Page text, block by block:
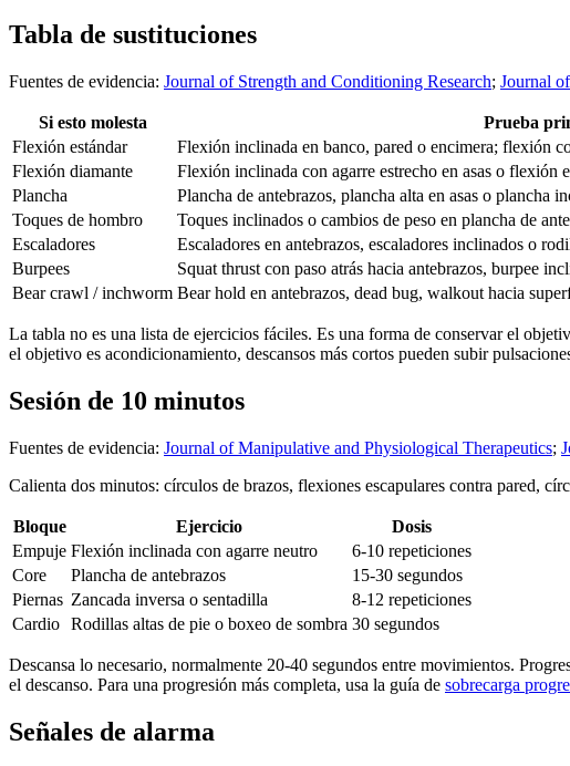
Tabla de sustituciones
Fuentes de evidencia: Journal of Strength and Conditioning Research; Journal
Si esto molesta Prueba
Flexión estándar
Flexión inclinada en banco, pared o encimera; flexión
Flexión diamante
Flexión inclinada con agarre estrecho en asas o flexión
Plancha
Plancha de antebrazos, plancha alta en asas o plancha
Toques de hombro
Toques inclinados o cambios de peso en plancha de
Escaladores
Escaladores en antebrazos, escaladores inclinados o
Burpees
Squat thrust con paso atrás hacia antebrazos, burpee
Bear crawl / inchworm Bear hold en antebrazos, dead bug, walkout hacia
La tabla no es una lista de ejercicios fáciles. Es una forma de conservar el
el objetivo es acondicionamiento, descansos más cortos pueden subir
Sesión de 10 minutos
Fuentes de evidencia: Journal of Manipulative and Physiological Therapeutics;
Calienta dos minutos: círculos de brazos, flexiones escapulares contra pared,
Bloque Ejercicio
Dosis
Empuje Flexión inclinada con agarre neutro
6-10 repeticiones
Core
Plancha de antebrazos
15-30 segundos
Piernas Zancada inversa o sentadilla
8-12 repeticiones
Cardio Rodillas altas de pie o boxeo de sombra 30 segundos
Descansa lo necesario, normalmente 20-40 segundos entre movimientos.
el descanso. Para una progresión más completa, usa la guía de sobrecarga
Señales de alarma